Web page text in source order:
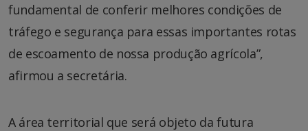
fundamental de conferir melhores condições de
tráfego e segurança para essas importantes rotas
de escoamento de nossa produção agrícola”,
afirmou a secretária.
A área territorial que será objeto da futura